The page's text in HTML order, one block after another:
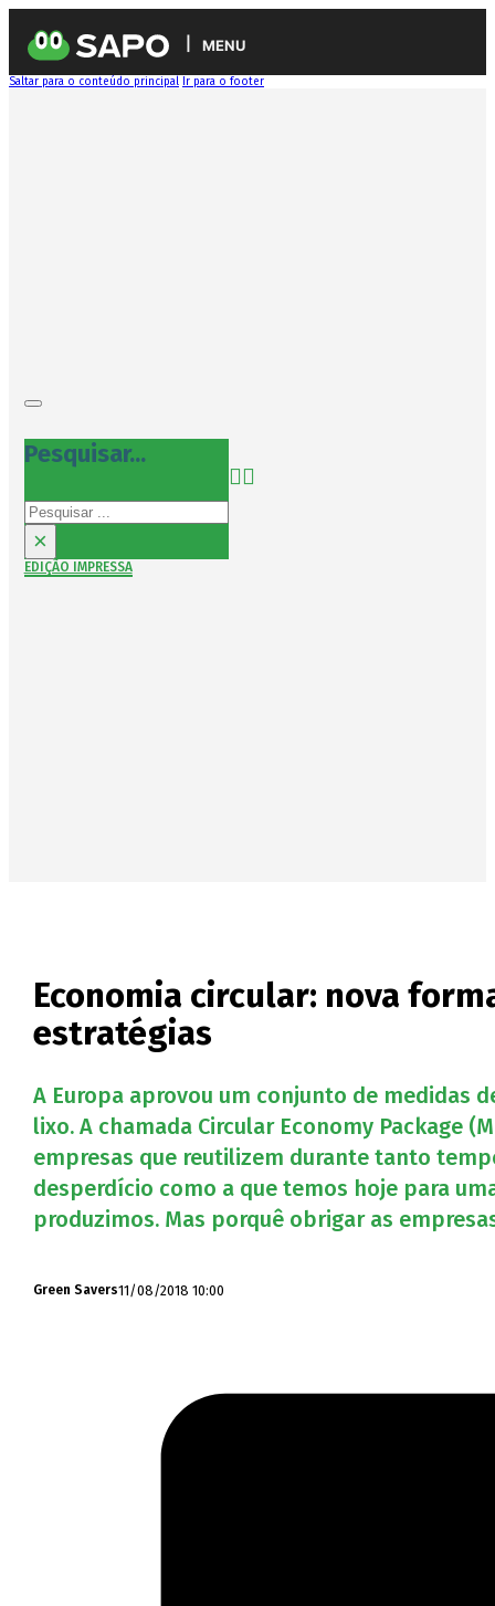
MENU
Saltar para o conteúdo principal Ir para o footer
Pesquisar...
Pesquisar
×
EDIÇÃO IMPRESSA
Economia circular: nova
estratégias
A Europa aprovou um conjunto de medidas
lixo. A chamada Circular Economy Package
empresas que reutilizem durante tanto
desperdício como a que temos hoje para
produzimos. Mas porquê obrigar as
Green Savers11/08/2018 10:00